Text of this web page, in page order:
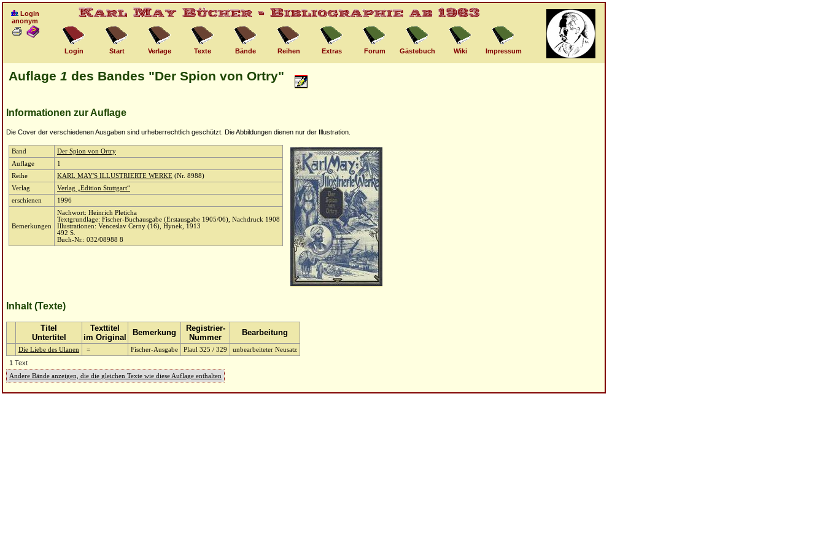
Login
anonym
Login Start Verlage Texte Bände Reihen Extras Forum Gästebuch Wiki Impressum
Auflage 1 des Bandes "Der Spion von Ortry"
Informationen zur Auflage
Die Cover der verschiedenen Ausgaben sind urheberrechtlich geschützt. Die Abbildungen dienen nur der Illustration.
Band
Der Spion von Ortry
Auflage
1
Reihe
KARL MAY'S ILLUSTRIERTE WERKE (Nr. 8988)
Verlag
Verlag „Edition Stuttgart“
erschienen
1996
Bemerkungen
Nachwort: Heinrich Pleticha
Textgrundlage: Fischer-Buchausgabe (Erstausgabe 1905/06), Nachdruck 1908
Illustrationen: Venceslav Cerny (16), Hynek, 1913
492 S.
Buch-Nr.: 032/08988 8
Inhalt (Texte)
Titel
Untertitel
Texttitel
im Original
Bemerkung
Registrier-
Nummer
Bearbeitung
Die Liebe des Ulanen = Fischer-Ausgabe Plaul 325 / 329 unbearbeiteter Neusatz
1 Text
Andere Bände anzeigen, die die gleichen Texte wie diese Auflage enthalten